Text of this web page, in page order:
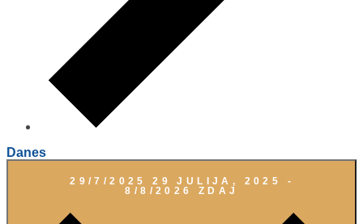
Danes
29/7/202529 JULIJA, 2025 -
8/8/2026 ZDAJ